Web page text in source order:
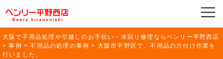
大阪で不用品処理や引越しのお手伝い・水回り修理ならベンリー平野西店
>事例 >不用品の処理の事例 > 大阪市平野区で、不用品の片付け作業を
行いました。